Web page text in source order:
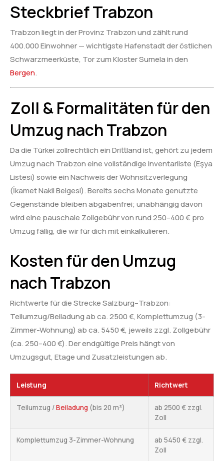
Steckbrief Trabzon
Trabzon liegt in der Provinz Trabzon und zählt rund
400.000 Einwohner — wichtigste Hafenstadt der östlichen
Schwarzmeerküste, Tor zum Kloster Sumela in den
Bergen.
Zoll & Formalitäten für den
Umzug nach Trabzon
Da die Türkei zollrechtlich ein Drittland ist, gehört zu jedem
Umzug nach Trabzon eine vollständige Inventarliste (Eşya
Listesi) sowie ein Nachweis der Wohnsitzverlegung
(İkamet Nakil Belgesi). Bereits sechs Monate genutzte
Gegenstände bleiben abgabenfrei; unabhängig davon
wird eine pauschale Zollgebühr von rund 250–400 € pro
Umzug fällig, die wir für dich mit einkalkulieren.
Kosten für den Umzug
nach Trabzon
Richtwerte für die Strecke Salzburg–Trabzon:
Teilumzug/Beiladung ab ca. 2500 €, Komplettumzug (3-
Zimmer-Wohnung) ab ca. 5450 €, jeweils zzgl. Zollgebühr
(ca. 250–400 €). Der endgültige Preis hängt von
Umzugsgut, Etage und Zusatzleistungen ab.
Leistung Richtwert
Teilumzug /Beiladung (bis 20 m³)
ab 2500 € zzgl.
Zoll
Komplettumzug 3-Zimmer-Wohnung
ab 5450 € zzgl.
Zoll